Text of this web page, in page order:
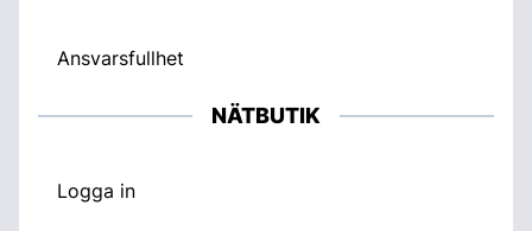
Ansvarsfullhet
NÄTBUTIK
Logga in